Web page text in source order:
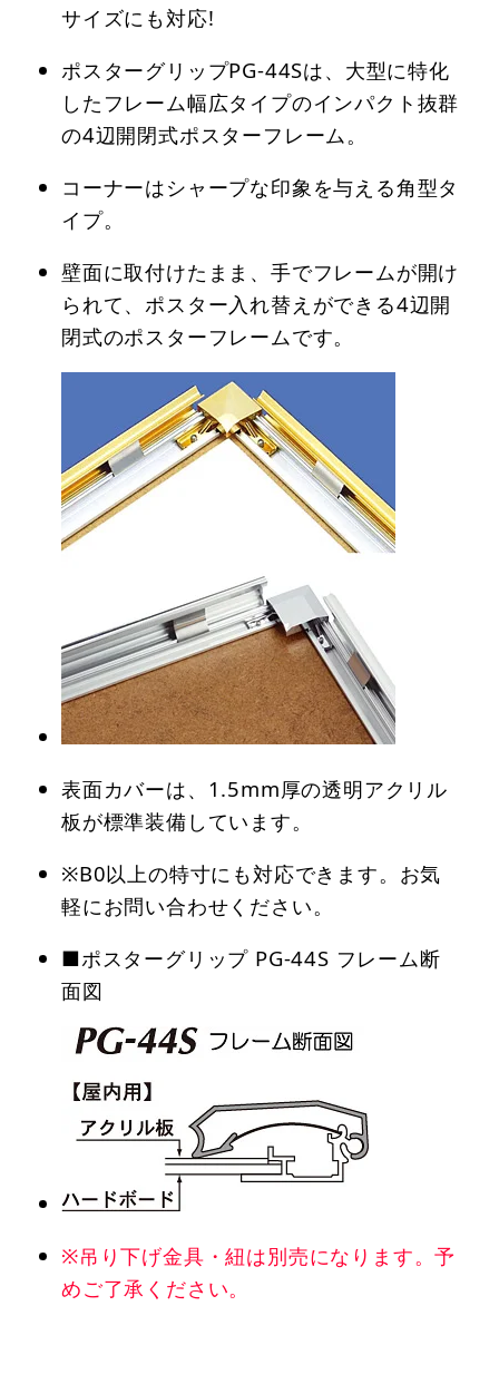
サイズにも対応!
ポスターグリップPG-44Sは、大型に特化
したフレーム幅広タイプのインパクト抜群
の4辺開閉式ポスターフレーム。
コーナーはシャープな印象を与える角型タ
イプ。
壁面に取付けたまま、手でフレームが開け
られて、ポスター入れ替えができる4辺開
閉式のポスターフレームです。
表面カバーは、1.5mm厚の透明アクリル
板が標準装備しています。
※B0以上の特寸にも対応できます。お気
軽にお問い合わせください。
■ポスターグリップ PG-44S フレーム断
面図
※吊り下げ金具・紐は別売になります。予
めご了承ください。